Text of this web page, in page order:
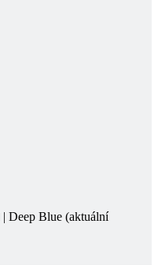
Deep Blue (aktuální